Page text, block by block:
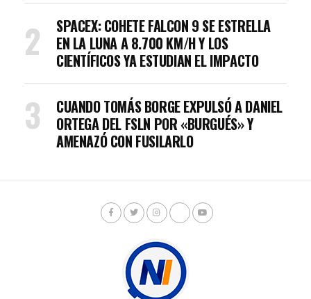
SPACEX: COHETE FALCON 9 SE ESTRELLA
EN LA LUNA A 8.700 KM/H Y LOS
CIENTÍFICOS YA ESTUDIAN EL IMPACTO
CUANDO TOMÁS BORGE EXPULSÓ A DANIEL
ORTEGA DEL FSLN POR «BURGUÉS» Y
AMENAZÓ CON FUSILARLO